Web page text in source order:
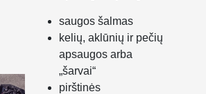
saugos šalmas
kelių, aklūnių ir pečių
apsaugos arba
„šarvai“
pirštinės